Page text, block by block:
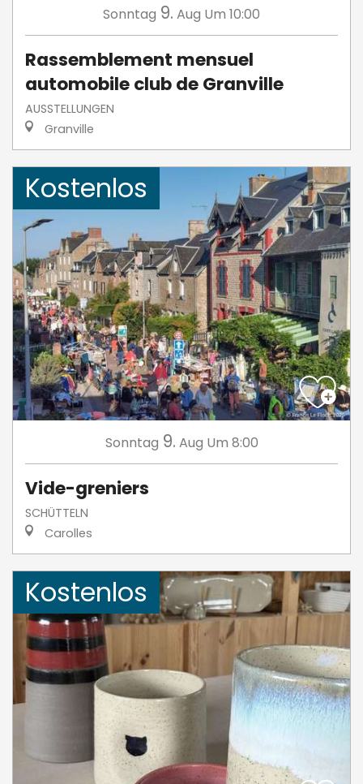
Sonntag 9. Aug Um 10:00
Rassemblement mensuel
automobile club de Granville
AUSSTELLUNGEN
Granville
Kostenlos
Sonntag 9. Aug Um 8:00
Vide-greniers
SCHÜTTELN
Carolles
Kostenlos